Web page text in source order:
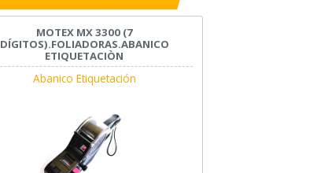
MOTEX MX 3300 (7
DÍGITOS).FOLIADORAS.ABANICO
ETIQUETACIÒN
Abanico Etiquetación